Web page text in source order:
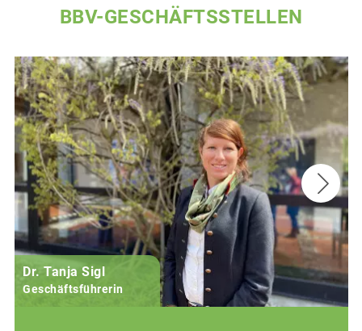
BBV-GESCHÄFTSSTELLEN
Dr. Tanja Sigl
Geschäftsführerin